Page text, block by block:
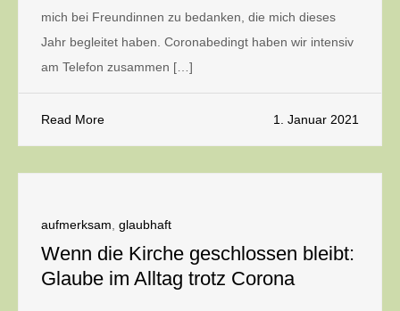
mich bei Freundinnen zu bedanken, die mich dieses
Jahr begleitet haben. Coronabedingt haben wir intensiv
am Telefon zusammen […]
Read More 1. Januar 2021
aufmerksam glaubhaft
Wenn die Kirche geschlossen bleibt:
Glaube im Alltag trotz Corona